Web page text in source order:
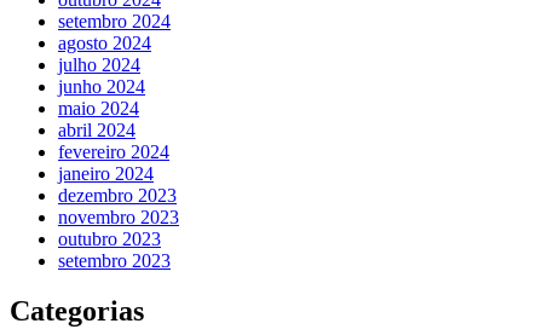
setembro 2024
agosto 2024
julho 2024
junho 2024
maio 2024
abril 2024
fevereiro 2024
janeiro 2024
dezembro 2023
novembro 2023
outubro 2023
setembro 2023
Categorias